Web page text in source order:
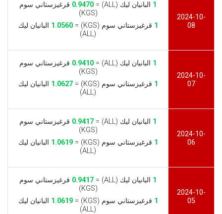
2024-10-
08
1 البانيان ليك (ALL) = 0.9470 قرغيزستاني سوم
(KGS)
1 قرغيزستاني سوم (KGS) = 1.0560 البانيان ليك
(ALL)
2024-10-
07
1 البانيان ليك (ALL) = 0.9410 قرغيزستاني سوم
(KGS)
1 قرغيزستاني سوم (KGS) = 1.0627 البانيان ليك
(ALL)
2024-10-
06
1 البانيان ليك (ALL) = 0.9417 قرغيزستاني سوم
(KGS)
1 قرغيزستاني سوم (KGS) = 1.0619 البانيان ليك
(ALL)
2024-10-
05
1 البانيان ليك (ALL) = 0.9417 قرغيزستاني سوم
(KGS)
1 قرغيزستاني سوم (KGS) = 1.0619 البانيان ليك
(ALL)